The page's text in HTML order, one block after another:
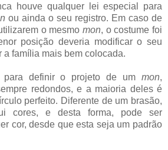
houve qualquer lei especial para
ou ainda o seu registro. Em caso de
o mesmo mon, o costume foi
posição deveria modificar o seu
a família mais bem colocada.
para definir o projeto de um mon,
redondos, e a maioria deles é
perfeito. Diferente de um brasão,
cores, e desta forma, pode ser
cor, desde que esta seja um padrão